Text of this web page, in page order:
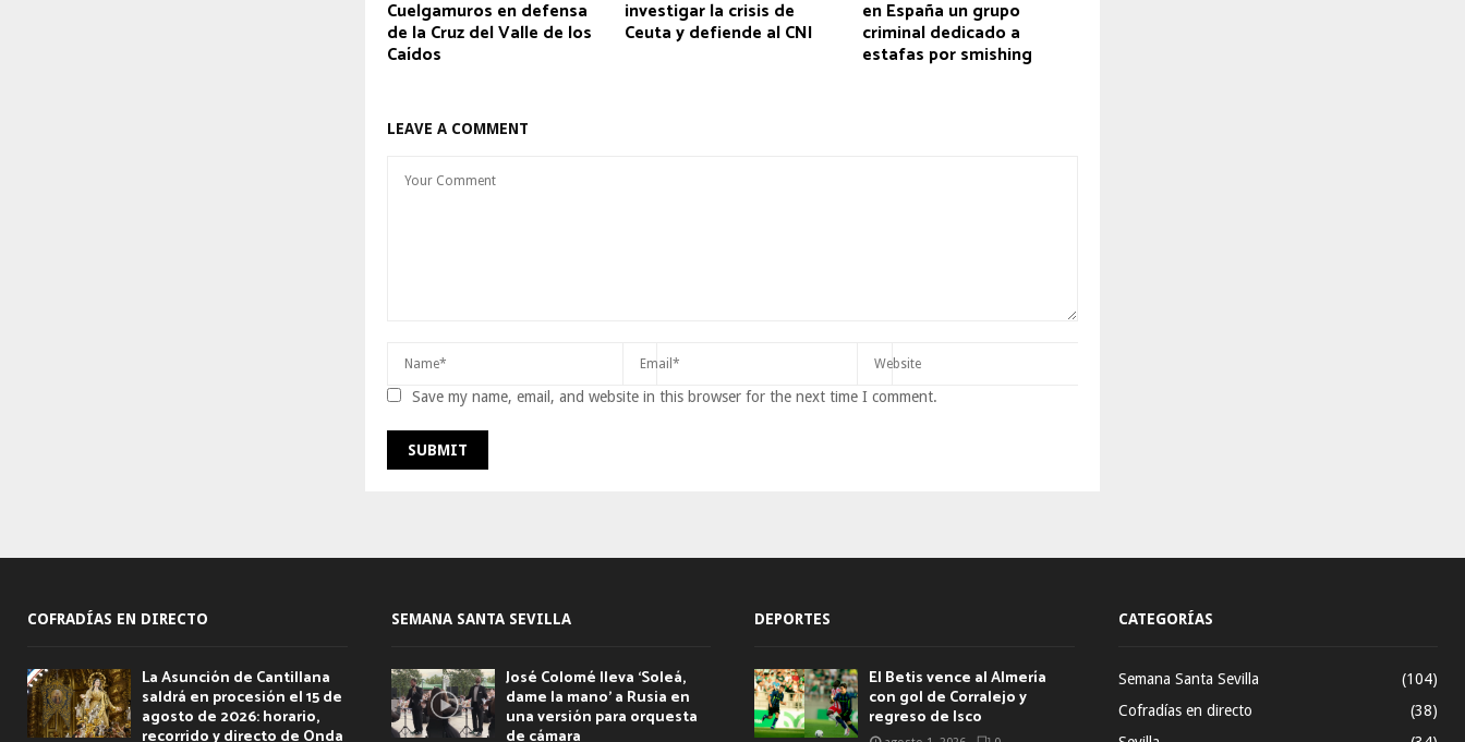
Cuelgamuros en defensa
de la Cruz del Valle de los
Caídos
investigar la crisis de
Ceuta y defiende al CNI
en España un grupo
criminal dedicado a
estafas por smishing
LEAVE A COMMENT
Save my name, email, and website in this browser for the next time I comment.
COFRADÍAS EN DIRECTO
La Asunción de Cantillana
saldrá en procesión el 15 de
agosto de 2026: horario,
SEMANA SANTA SEVILLA
José Colomé lleva ‘Soleá,
dame la mano’ a Rusia en
una versión para orquesta
DEPORTES
El Betis vence al Almería
con gol de Corralejo y
regreso de Isco
CATEGORÍAS
Semana Santa Sevilla
(104)
Cofradías en directo
(38)